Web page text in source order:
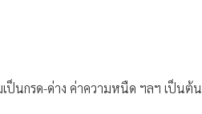
ป็นกรด-ด่าง ค่าความหนืด ฯลฯ เป็นต้น